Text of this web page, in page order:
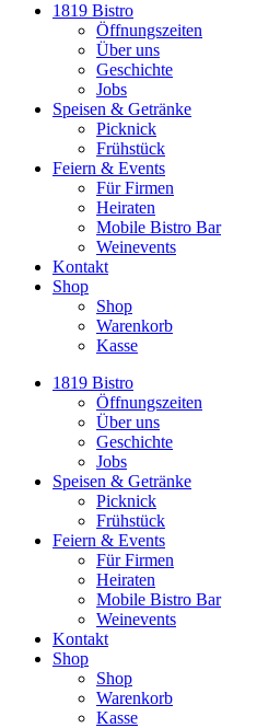
1819 Bistro
Öffnungszeiten
Über uns
Geschichte
Jobs
Speisen & Getränke
Picknick
Frühstück
Feiern & Events
Für Firmen
Heiraten
Mobile Bistro Bar
Weinevents
Kontakt
Shop
Shop
Warenkorb
Kasse
1819 Bistro
Öffnungszeiten
Über uns
Geschichte
Jobs
Speisen & Getränke
Picknick
Frühstück
Feiern & Events
Für Firmen
Heiraten
Mobile Bistro Bar
Weinevents
Kontakt
Shop
Shop
Warenkorb
Kasse